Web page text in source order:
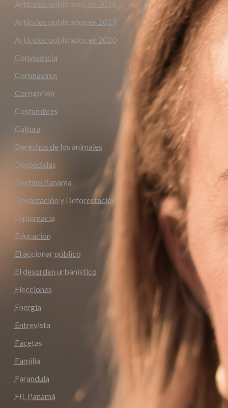
Artículos publicados en 2018
Artículos publicados en 2019
Artículos publicados en 2020
Convivencia
Coronavirus
Corrupción
Costumbres
Cultura
Derechos de los animales
Despedidas
Destino Panama
Devastación y Deforestación
Diplomacia
Educación
El accionar público
El desorden urbanístico
Elecciones
Energia
Entrevista
Facetas
Familia
Farandula
FIL Panamá